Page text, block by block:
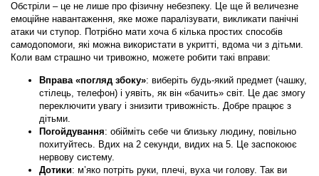
Обстріли – це не лише про фізичну небезпеку. Це ще й величезне
емоційне навантаження, яке може паралізувати, викликати панічні
атаки чи ступор. Потрібно мати хоча б кілька простих способів
самодопомоги, які можна використати в укритті, вдома чи з дітьми.
Коли вам страшно чи тривожно, можете робити такі вправи:
Вправа «погляд збоку»: виберіть будь-який предмет (чашку,
стілець, телефон) і уявіть, як він «бачить» світ. Це дає змогу
переключити увагу і знизити тривожність. Добре працює з
дітьми.
Погойдування: обійміть себе чи близьку людину, повільно
похитуйтесь. Вдих на 2 секунди, видих на 5. Це заспокоює
нервову систему.
Дотики: м’яко потріть руки, плечі, вуха чи голову. Так ви